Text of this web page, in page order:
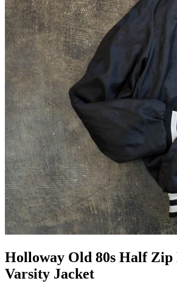
Holloway Old 80s Half
Varsity Jacket